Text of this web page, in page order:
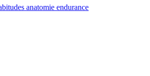
anatomie endurance